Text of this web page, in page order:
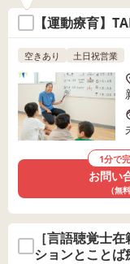
【運動療育】
空きあり 土日祝営業
1分で
お問い
（無料
［言語聴覚士
ションとことば